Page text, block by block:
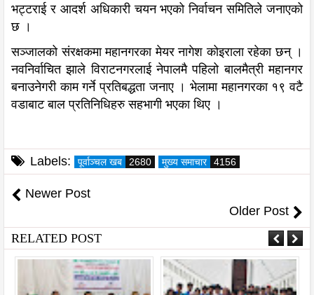
भट्टराई र आदर्श अधिकारी चयन भएको निर्वाचन समितिले जनाएको
छ ।
सञ्जालको संरक्षकमा महानगरका मेयर नागेश कोइराला रहेका छन् ।
नवनिर्वाचित झाले विराटनगरलाई नेपालमै पहिलो बालमैत्री महानगर
बनाउनेगरी काम गर्ने प्रतिबद्धता जनाए । भेलामा महानगरका १९ वटै
वडाबाट बाल प्रतिनिधिहरु सहभागी भएका थिए ।
Labels: पूर्वाञ्चल खब 2680 मुख्य समाचार 4156
Newer Post
Older Post
RELATED POST